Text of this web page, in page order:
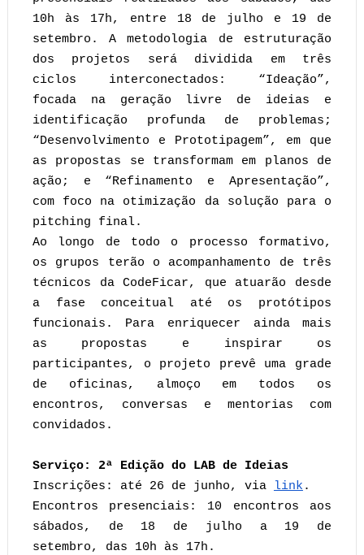
10h às 17h, entre 18 de julho e 19 de
setembro. A metodologia de estruturação
dos projetos será dividida em três
ciclos interconectados: “Ideação”,
focada na geração livre de ideias e
identificação profunda de problemas;
“Desenvolvimento e Prototipagem”, em que
as propostas se transformam em planos de
ação; e “Refinamento e Apresentação”,
com foco na otimização da solução para o
pitching final.
Ao longo de todo o processo formativo,
os grupos terão o acompanhamento de três
técnicos da CodeFicar, que atuarão desde
a fase conceitual até os protótipos
funcionais. Para enriquecer ainda mais
as propostas e inspirar os
participantes, o projeto prevê uma grade
de oficinas, almoço em todos os
encontros, conversas e mentorias com
convidados.
Serviço: 2ª Edição do LAB de Ideias
Inscrições: até 26 de junho, via
link .
Encontros presenciais: 10 encontros aos
sábados, de 18 de julho a 19 de
setembro, das 10h às 17h.